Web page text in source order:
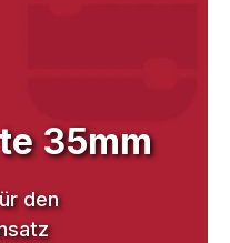
35mm
den